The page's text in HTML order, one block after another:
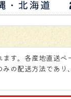
す。各産地直送ペ
みの配送方法であり